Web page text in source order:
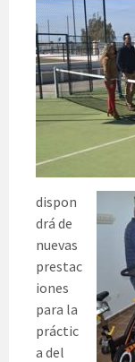
dispon
drá de
nuevas
prestac
iones
para la
práctic
a del